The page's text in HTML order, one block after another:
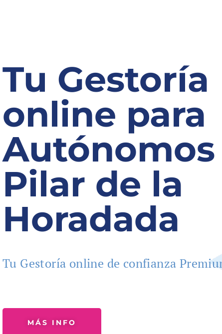
Tu Gestoría
online para
Pilar de la
Horadada
Tu Gestoría online de confianza
MÁS INFO